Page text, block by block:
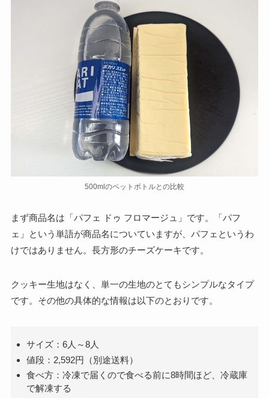
500mlのペットボトルとの比較
まず商品名は「パフェ ドゥ フロマージュ」です。「パフ
ェ」という単語が商品名についていますが、パフェというわ
けではありません。長方形のチーズケーキです。
クッキー生地はなく、単一の生地のとてもシンプルなタイプ
です。その他の具体的な情報は以下のとおりです。
サイズ：6人～8人
値段：2,592円（別途送料）
食べ方：冷凍で届くので食べる前に8時間ほど、冷蔵庫
で解凍する